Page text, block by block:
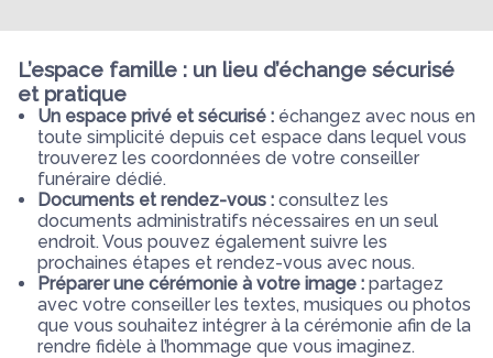
L’espace famille : un lieu d’échange sécurisé
et pratique
Un espace privé et sécurisé : échangez avec nous en
toute simplicité depuis cet espace dans lequel vous
trouverez les coordonnées de votre conseiller
funéraire dédié.
Documents et rendez-vous : consultez les
documents administratifs nécessaires en un seul
endroit. Vous pouvez également suivre les
prochaines étapes et rendez-vous avec nous.
Préparer une cérémonie à votre image : partagez
avec votre conseiller les textes, musiques ou photos
que vous souhaitez intégrer à la cérémonie afin de la
rendre fidèle à l’hommage que vous imaginez.